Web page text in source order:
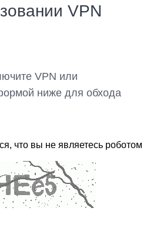
VPN
VPN или
ниже для обхода
что вы не являетесь роботом